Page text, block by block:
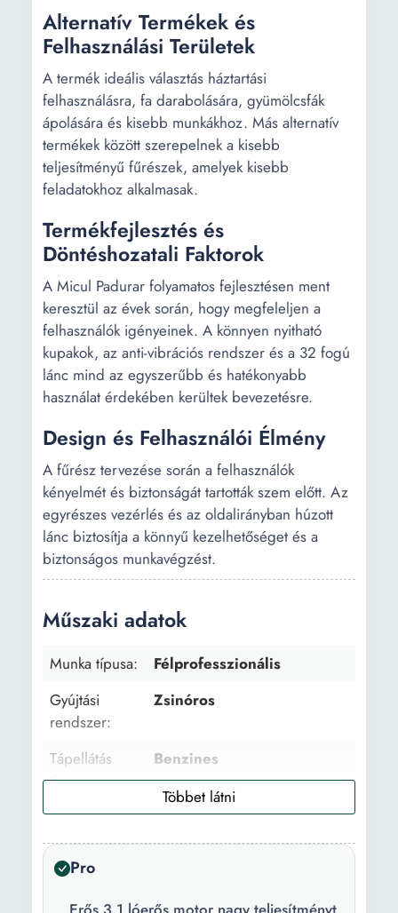
Alternatív Termékek és
Felhasználási Területek
A termék ideális választás háztartási
felhasználásra, fa darabolására, gyümölcsfák
ápolására és kisebb munkákhoz. Más alternatív
termékek között szerepelnek a kisebb
teljesítményű fűrészek, amelyek kisebb
feladatokhoz alkalmasak.
Termékfejlesztés és
Döntéshozatali Faktorok
A Micul Padurar folyamatos fejlesztésen ment
keresztül az évek során, hogy megfeleljen a
felhasználók igényeinek. A könnyen nyitható
kupakok, az anti-vibrációs rendszer és a 32 fogú
lánc mind az egyszerűbb és hatékonyabb
használat érdekében kerültek bevezetésre.
Design és Felhasználói Élmény
A fűrész tervezése során a felhasználók
kényelmét és biztonságát tartották szem előtt. Az
egyrészes vezérlés és az oldalirányban húzott
lánc biztosítja a könnyű kezelhetőséget és a
biztonságos munkavégzést.
Műszaki adatok
Munka típusa:
Félprofesszionális
Gyújtási
rendszer:
Zsinóros
Tápellátás
típus:
Benzines
Motor típusa:
Kétütemű
tartalma:
x üzemanyag-keverék 1 x
Pro